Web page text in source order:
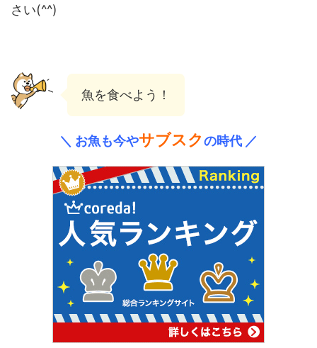
さい(^^)
魚を食べよう！
＼ お魚も今やサブスクの時代 ／